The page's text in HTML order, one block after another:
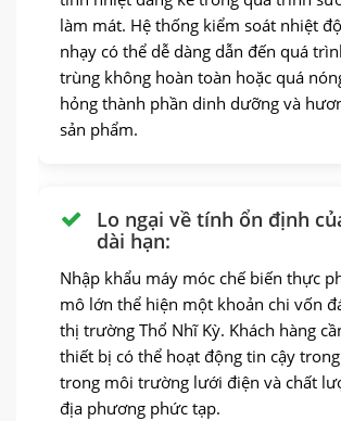
làm mát. Hệ thống kiểm soát nhiệt
nhạy có thể dễ dàng dẫn đến quá
trùng không hoàn toàn hoặc quá
hỏng thành phần dinh dưỡng và
sản phẩm.
Lo ngại về tính ổn định
dài hạn:
Nhập khẩu máy móc chế biến thực
mô lớn thể hiện một khoản chi vốn
thị trường Thổ Nhĩ Kỳ. Khách hàng
thiết bị có thể hoạt động tin cậy
trong môi trường lưới điện và chất
địa phương phức tạp.